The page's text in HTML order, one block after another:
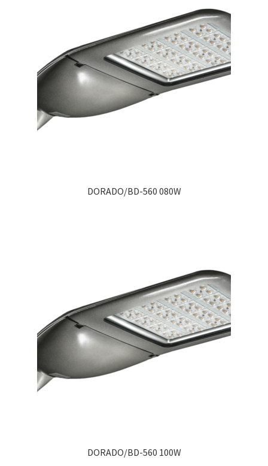
DORADO/BD-560 080W
DORADO/BD-560 100W